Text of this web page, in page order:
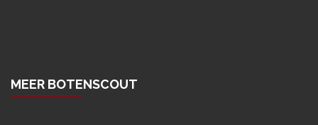
MEER BOTENSCOUT